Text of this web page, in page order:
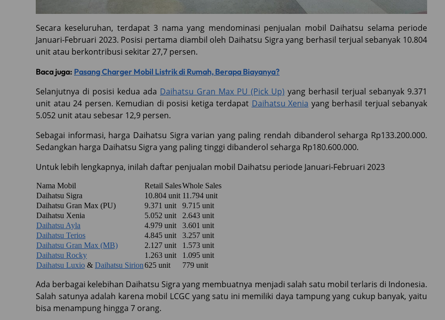
Secara keseluruhan, terdapat 3 nama yang mendominasi penjualan mobil Daihatsu selama periode
Januari-Februari 2023. Posisi pertama diambil oleh Daihatsu Sigra yang berhasil terjual sebanyak 10.804
unit atau berkontribusi sekitar 27,7 persen.
Baca juga: Pasang Charger Mobil Listrik di Rumah, Berapa Biayanya?
Selanjutnya di posisi kedua ada Daihatsu Gran Max PU (Pick Up) yang berhasil terjual sebanyak 9.371
unit atau 24 persen. Kemudian di posisi ketiga terdapat Daihatsu Xenia yang berhasil terjual sebanyak
5.052 unit atau sebesar 12,9 persen.
Sebagai informasi, harga Daihatsu Sigra varian yang paling rendah dibanderol seharga Rp133.200.000.
Sedangkan harga Daihatsu Sigra yang paling tinggi dibanderol seharga Rp180.600.000.
Untuk lebih lengkapnya, inilah daftar penjualan mobil Daihatsu periode Januari-Februari 2023
Nama Mobil Retail SalesWhole Sales
Daihatsu Sigra
10.804 unit 11.794 unit
Daihatsu Gran Max (PU)
9.371 unit
9.715 unit
Daihatsu Xenia
5.052 unit
2.643 unit
Daihatsu Ayla
4.979 unit
3.601 unit
Daihatsu Terios
4.845 unit
3.257 unit
Daihatsu Gran Max (MB)
2.127 unit
1.573 unit
Daihatsu Rocky
1.263 unit
1.095 unit
Daihatsu Luxio & Daihatsu Sirion625 unit 779 unit
Ada berbagai kelebihan Daihatsu Sigra yang membuatnya menjadi salah satu mobil terlaris di Indonesia.
Salah satunya adalah karena mobil LCGC yang satu ini memiliki daya tampung yang cukup banyak, yaitu
bisa menampung hingga 7 orang.